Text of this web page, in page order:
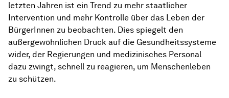
letzten Jahren ist ein Trend zu mehr staatlicher
Intervention und mehr Kontrolle über das Leben der
BürgerInnen zu beobachten. Dies spiegelt den
außergewöhnlichen Druck auf die Gesundheitssysteme
wider, der Regierungen und medizinisches Personal
dazu zwingt, schnell zu reagieren, um Menschenleben
zu schützen.